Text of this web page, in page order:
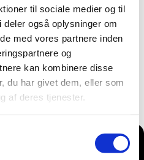
til sociale medier og til
også oplysninger om
med vores partnere inden
og
kan kombinere disse
du har givet dem, eller som
af deres tjenester.